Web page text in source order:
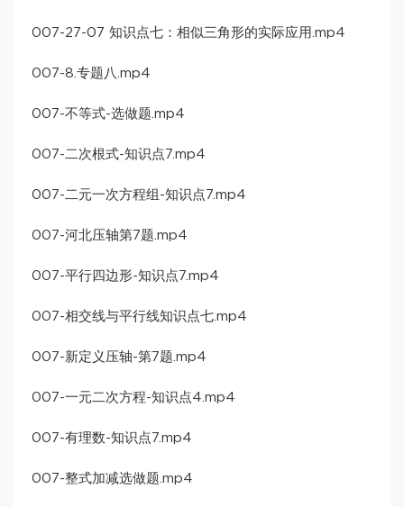
007-27-07 知识点七：相似三角形的实际应用.mp4
007-8.专题八.mp4
007-不等式-选做题.mp4
007-二次根式-知识点7.mp4
007-二元一次方程组-知识点7.mp4
007-河北压轴第7题.mp4
007-平行四边形-知识点7.mp4
007-相交线与平行线知识点七.mp4
007-新定义压轴-第7题.mp4
007-一元二次方程-知识点4.mp4
007-有理数-知识点7.mp4
007-整式加减选做题.mp4